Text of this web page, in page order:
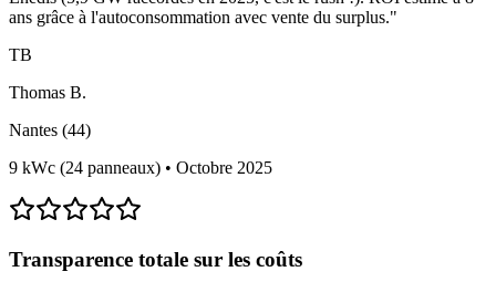
ans grâce à l'autoconsommation avec vente du surplus."
TB
Thomas B.
Nantes (44)
9 kWc (24 panneaux) • Octobre 2025
Transparence totale sur les coûts